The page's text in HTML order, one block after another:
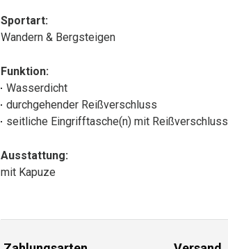
Sportart:
Wandern & Bergsteigen
Funktion:
Wasserdicht
durchgehender Reißverschluss
seitliche Eingrifftasche(n) mit Reißverschluss
Ausstattung:
mit Kapuze